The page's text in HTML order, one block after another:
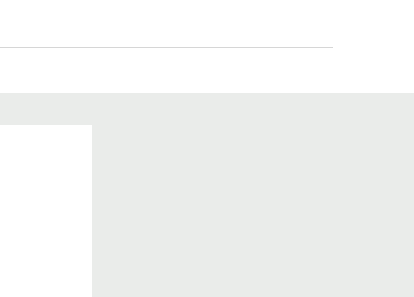
Körforgásban a környezetért